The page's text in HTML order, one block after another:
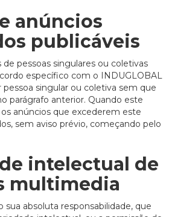
anúncios
publicáveis
pessoas singulares ou coletivas
específico com o INDUGLOBAL
pessoa singular ou coletiva sem que
parágrafo anterior. Quando este
anúncios que excederem este
sem aviso prévio, começando pelo
intelectual de
multimedia
sua absoluta responsabilidade, que